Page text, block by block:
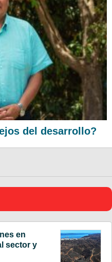
del desarrollo?
en
sector y